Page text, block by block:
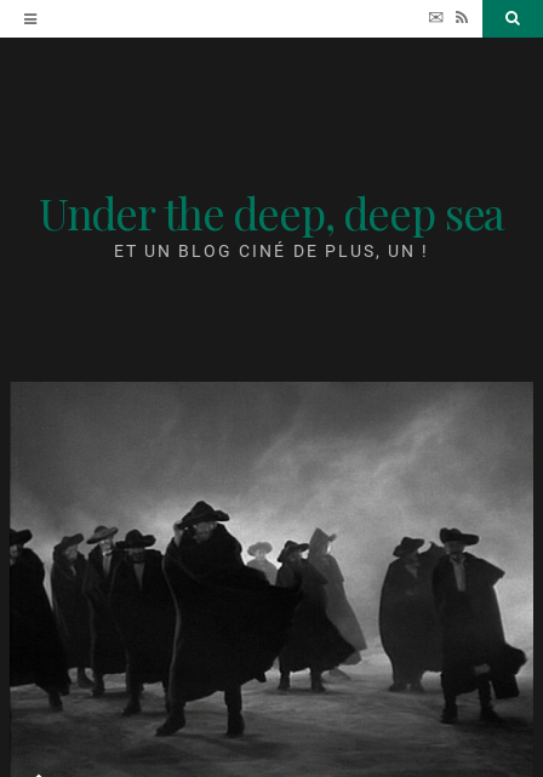
Accéder
au
✉ RSS
Under the deep, deep sea
ET UN BLOG CINÉ DE PLUS, UN !